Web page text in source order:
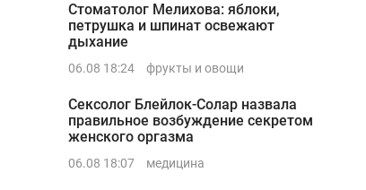
Стоматолог Мелихова: яблоки,
петрушка и шпинат освежают
дыхание
06.08 18:24 фрукты и овощи
Сексолог Блейлок-Солар назвала
правильное возбуждение секретом
женского оргазма
06.08 18:07 медицина